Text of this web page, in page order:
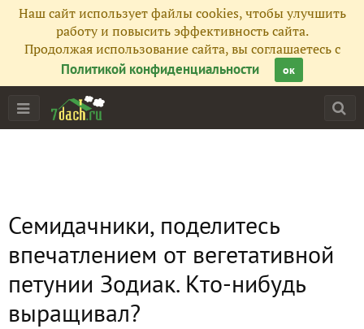
Наш сайт использует файлы cookies, чтобы улучшить
работу и повысить эффективность сайта.
Продолжая использование сайта, вы соглашаетесь с
Политикой конфиденциальности
ок
Семидачники, поделитесь
впечатлением от вегетативной
петунии Зодиак. Кто-нибудь
выращивал?